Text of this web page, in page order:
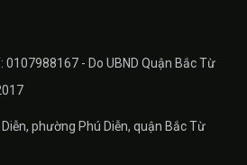
0107988167 - Do UBND Quận Bắc Từ
phường Phú Diễn, quận Bắc Từ